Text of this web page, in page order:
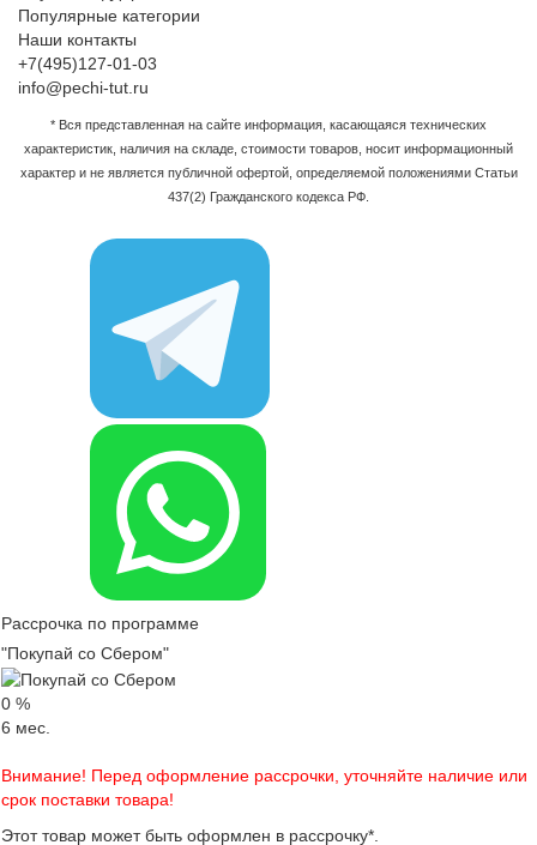
Популярные категории
Наши контакты
+7(495)127-01-03
info@pechi-tut.ru
* Вся представленная на сайте информация, касающаяся технических
характеристик, наличия на складе, стоимости товаров, носит информационный
характер и не является публичной офертой, определяемой положениями Статьи
437(2) Гражданского кодекса РФ.
Рассрочка по программе
"Покупай со Сбером"
0 %
6 мес.
Внимание! Перед оформление рассрочки, уточняйте наличие или
срок поставки товара!
Этот товар может быть оформлен в рассрочку*.